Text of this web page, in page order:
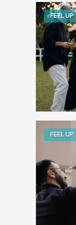
FEEL UP
FEEL UP